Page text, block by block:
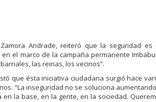
Andrade, reiteró que la seguridad es
el marco de la campaña permanente
las reinas, los vecinos”.
que ésta iniciativa ciudadana surgió hace
“La inseguridad no se soluciona
la base, en la gente, en la sociedad.